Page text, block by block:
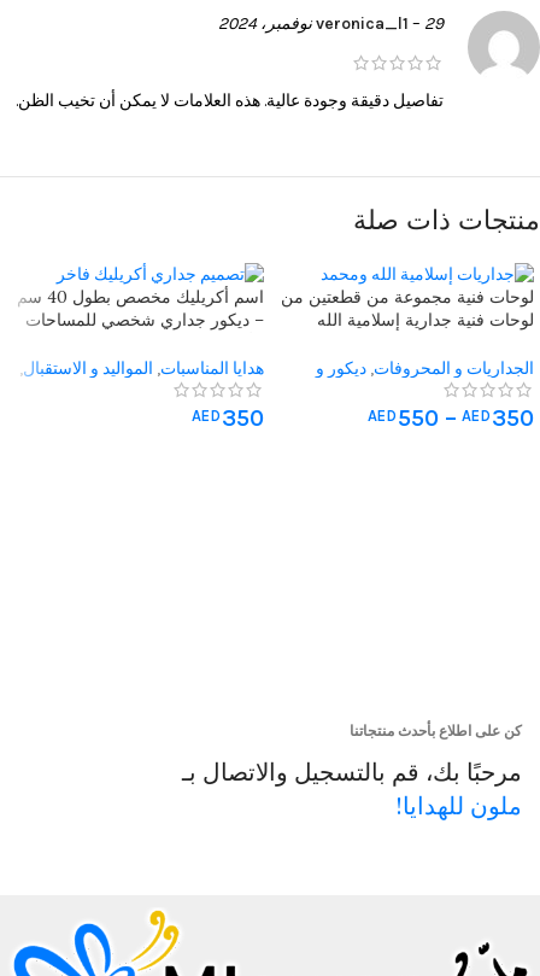
veronica_l1 – 29 نوفمبر، 2024
تفاصيل دقيقة وجودة عالية. هذه العلامات لا يمكن أن تخيب الظن.
منتجات ذات صلة
لوحات فنية مجموعة من قطعتين من
لوحات فنية جدارية إسلامية الله
الجداريات و المحروفات, ديكور و
جداريات اسلامية
AED 350
–
AED 550
اسم أكريليك مخصص بطول 40 سم
– ديكور جداري شخصي للمساحات
هدايا المناسبات, المواليد و الاستقبال,
الجداريات و المحروفات
الباب, جداريات غرف الجلوس
AED 350
كن على اطلاع بأحدث منتجاتنا
مرحبًا بك، قم بالتسجيل والاتصال بـ
ملون للهدايا!